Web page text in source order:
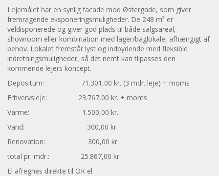
Lejemålet har en synlig facade mod Østergade, som giver
fremragende eksponeringsmuligheder. De 248 m² er
veldisponerede og giver god plads til både salgsareal,
showroom eller kombination med lager/baglokale, afhængigt af
behov. Lokalet fremstår lyst og indbydende med fleksible
indretningsmuligheder, så det nemt kan tilpasses den
kommende lejers koncept.
Depositum: 71.301,00 kr. (3 mdr. leje) + moms
Erhvervsleje: 23.767,00 kr. + moms
Varme: 1.500,00 kr.
Vand: 300,00 kr.
Renovation: 300,00 kr.
total pr. mdr.: 25.867,00 kr.
El afregnes direkte til OK el